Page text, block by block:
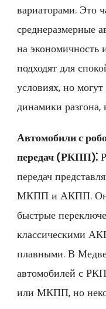
вариаторами. Это
среднеразмерные
на экономичность
подходят для
условиях‚ но
динамики
Автомобили с
передач (РКПП)⁚
передач
МКПП и АКПП. Они
быстрые
классическими
плавными. В
автомобилей с
или МКПП‚ но